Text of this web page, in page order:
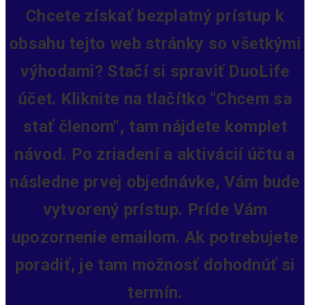
Chcete získať bezplatný prístup k
obsahu tejto web stránky so všetkými
výhodami? Stačí si spraviť DuoLife
účet. Kliknite na tlačítko "Chcem sa
stať členom", tam nájdete komplet
návod. Po zriadení a aktivácií účtu a
následne prvej objednávke, Vám bude
vytvorený prístup. Príde Vám
upozornenie emailom. Ak potrebujete
poradiť, je tam možnosť dohodnúť si
termín.